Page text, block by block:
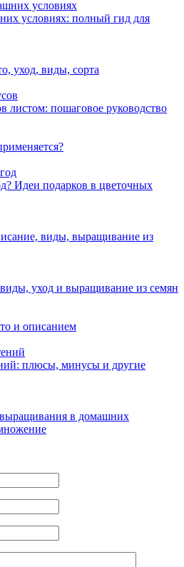
условиях: полный гид для
уход, виды, сорта
листом: пошаговое руководство
Идеи подарков в цветочных
виды, выращивание из
уход и выращивание из семян
и описанием
плюсы, минусы и другие
в домашних